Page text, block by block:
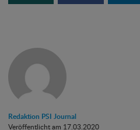
Redaktion PSI Journal
Veröffentlicht am 17.03.2020